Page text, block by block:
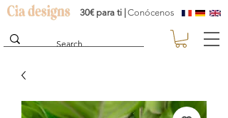
Conócenos
30€ para ti |